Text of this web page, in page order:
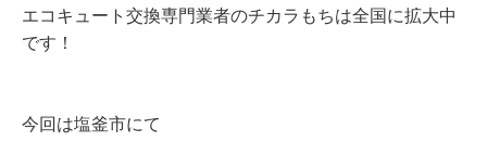
エコキュート交換専門業者のチカラもちは全国に拡大中
です！
今回は塩釜市にて